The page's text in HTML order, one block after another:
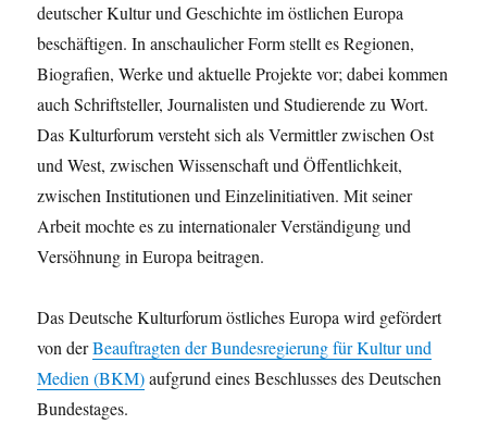
deutscher Kultur und Geschichte im östlichen Europa
beschäftigen. In anschaulicher Form stellt es Regionen,
Biografien, Werke und aktuelle Projekte vor; dabei kommen
auch Schriftsteller, Journalisten und Studierende zu Wort.
Das Kulturforum versteht sich als Vermittler zwischen Ost
und West, zwischen Wissenschaft und Öffentlichkeit,
zwischen Institutionen und Einzelinitiativen. Mit seiner
Arbeit mochte es zu internationaler Verständigung und
Versöhnung in Europa beitragen.
Das Deutsche Kulturforum östliches Europa wird gefördert
von derBeauftragten der Bundesregierung für Kultur und
Medien (BKM)aufgrund eines Beschlusses des Deutschen
Bundestages.